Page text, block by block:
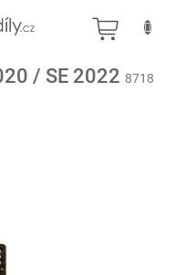
/ SE 2022 8718